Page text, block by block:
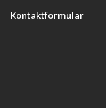
Kontaktformular